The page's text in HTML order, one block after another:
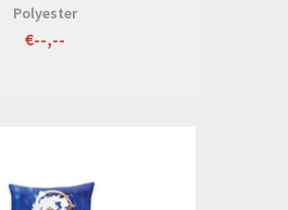
Polyester
€--,--